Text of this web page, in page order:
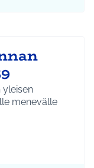
yleisen
menevälle
Ympäristö